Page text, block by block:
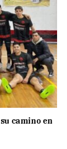
camino en